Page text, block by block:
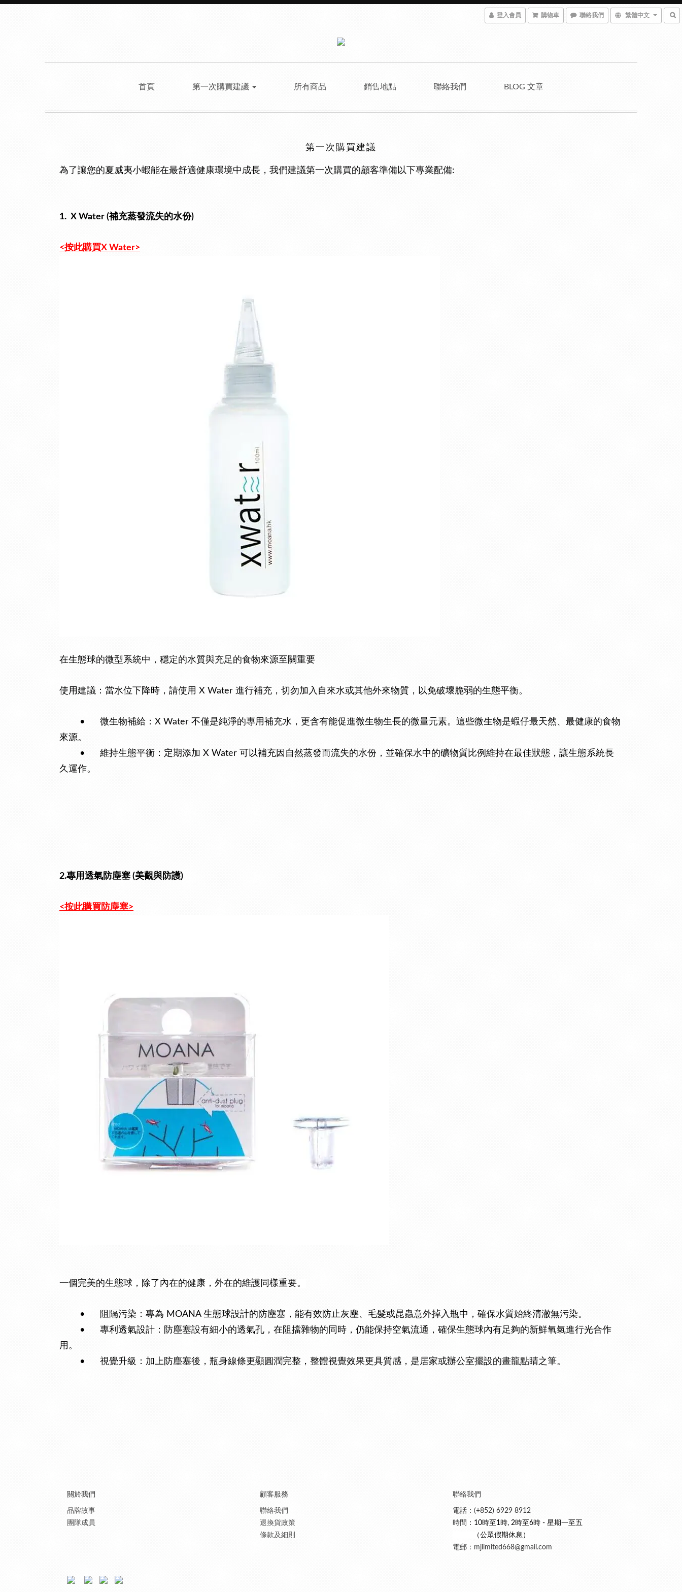
登入會員 購物車 聯絡我們 繁體中文
首頁 第一次購買建議 所有商品 銷售地點 聯絡我們 BLOG 文章
第一次購買建議
為了讓您的夏威夷小蝦能在最舒適健康環境中成長，我們建議第一次購買的顧客準備以下專業配備:
1. X Water (補充蒸發流失的水份)
<按此購買X Water>
在生態球的微型系統中，穩定的水質與充足的食物來源至關重要
使用建議：當水位下降時，請使用 X Water 進行補充，切勿加入自來水或其他外來物質，以免破壞脆弱的生態平衡。
•
微生物補給：X Water 不僅是純淨的專用補充水，更含有能促進微生物生長的微量元素。這些微生物是蝦仔最天然、最健康的食物
來源。
•
維持生態平衡：定期添加 X Water 可以補充因自然蒸發而流失的水份，並確保水中的礦物質比例維持在最佳狀態，讓生態系統長
久運作。
2.專用透氣防塵塞 (美觀與防護)
<按此購買防塵塞>
一個完美的生態球，除了內在的健康，外在的維護同樣重要。
•
阻隔污染：專為 MOANA 生態球設計的防塵塞，能有效防止灰塵、毛髮或昆蟲意外掉入瓶中，確保水質始終清澈無污染。
•
專利透氣設計：防塵塞設有細小的透氣孔，在阻擋雜物的同時，仍能保持空氣流通，確保生態球內有足夠的新鮮氧氣進行光合作
用。
•
視覺升級：加上防塵塞後，瓶身線條更顯圓潤完整，整體視覺效果更具質感，是居家或辦公室擺設的畫龍點睛之筆。
關於我們
品牌故事
團隊成員
顧客服務
聯絡我們
退換貨政策
條款及細則
聯絡我們
電話：(+852) 6929 8912
時間 ：10時至1時, 2時至6時 - 星期一至五
（公眾假期休息）
電郵：mjlimited668@gmail.com